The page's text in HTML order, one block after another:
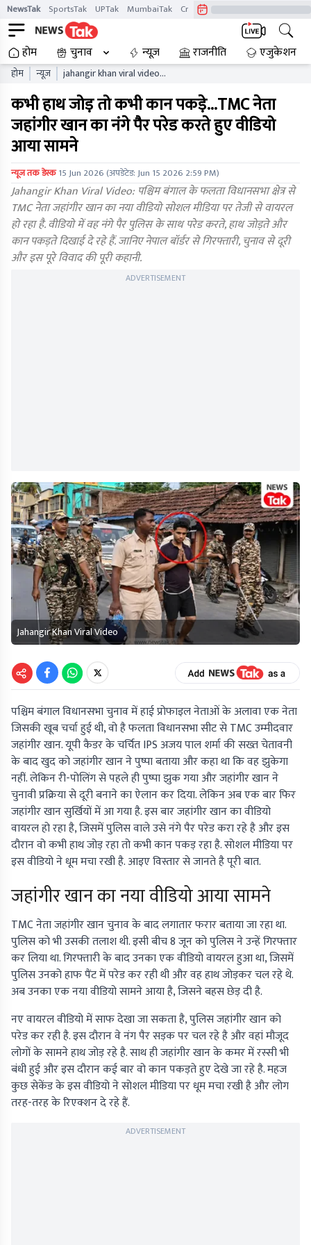
NewsTak SportsTak UPTak MumbaiTak CrimeTak
होम चुनाव न्यूज़ राजनीति एजुकेशन
होम न्यूज़
jahangir khan viral video
west bengal news
कभी हाथ जोड़ तो कभी कान पकड़े...TMC नेता
जहांगीर खान का नंगे पैर परेड करते हुए वीडियो
आया सामने
न्यूज तक डेस्क 15 Jun 2026(अपडेटेड:Jun 15 2026 2:59 PM)
Jahangir Khan Viral Video: पश्चिम बंगाल के फलता विधानसभा क्षेत्र से
TMC नेता जहांगीर खान का नया वीडियो सोशल मीडिया पर तेजी से वायरल
हो रहा है. वीडियो में वह नंगे पैर पुलिस के साथ परेड करते, हाथ जोड़ते और
कान पकड़ते दिखाई दे रहे हैं. जानिए नेपाल बॉर्डर से गिरफ्तारी, चुनाव से दूरी
और इस पूरे विवाद की पूरी कहानी.
ADVERTISEMENT
Jahangir Khan Viral Video
पश्चिम बंगाल विधानसभा चुनाव में हाई प्रोफाइल नेताओं के अलावा एक नेता
जिसकी खूब चर्चा हुई थी, वो है फलता विधानसभा सीट से TMC उम्मीदवार
जहांगीर खान. यूपी कैडर के चर्चित IPS अजय पाल शर्मा की सख्त चेतावनी
के बाद खुद को जहांगीर खान ने पुष्पा बताया और कहा था कि वह झुकेगा
नहीं. लेकिन री-पोलिंग से पहले ही पुष्पा झुक गया और जहांगीर खान ने
चुनावी प्रक्रिया से दूरी बनाने का ऐलान कर दिया. लेकिन अब एक बार फिर
जहांगीर खान सुर्खियों में आ गया है. इस बार जहांगीर खान का वीडियो
वायरल हो रहा है, जिसमें पुलिस वाले उसे नंगे पैर परेड करा रहे है और इस
दौरान वो कभी हाथ जोड़ रहा तो कभी कान पकड़ रहा है. सोशल मीडिया पर
इस वीडियो ने धूम मचा रखी है. आइए विस्तार से जानते है पूरी बात.
जहांगीर खान का नया वीडियो आया सामने
TMC नेता जहांगीर खान चुनाव के बाद लगातार फरार बताया जा रहा था.
पुलिस को भी उसकी तलाश थी. इसी बीच 8 जून को पुलिस ने उन्हें गिरफ्तार
कर लिया था. गिरफ्तारी के बाद उनका एक वीडियो वायरल हुआ था, जिसमें
पुलिस उनको हाफ पैंट में परेड कर रही थी और वह हाथ जोड़कर चल रहे थे.
अब उनका एक नया वीडियो सामने आया है, जिसने बहस छेड़ दी है.
नए वायरल वीडियो में साफ देखा जा सकता है, पुलिस जहांगीर खान को
परेड कर रही है. इस दौरान वे नंग पैर सड़क पर चल रहे है और वहां मौजूद
लोगों के सामने हाथ जोड़ रहे है. साथ ही जहांगीर खान के कमर में रस्सी भी
बंधी हुई और इस दौरान कई बार वो कान पकड़ते हुए देखे जा रहे है. महज
कुछ सेकेंड के इस वीडियो ने सोशल मीडिया पर धूम मचा रखी है और लोग
तरह-तरह के रिएक्शन दे रहे हैं.
ADVERTISEMENT